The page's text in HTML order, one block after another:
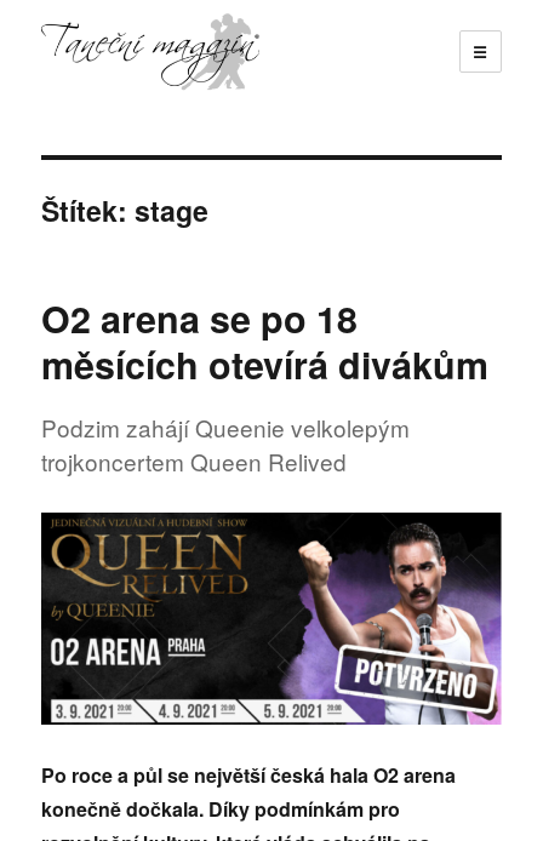
☰
Štítek:stage
O2 arena se po 18
měsících otevírá divákům
Podzim zahájí Queenie velkolepým
trojkoncertem Queen Relived
Po roce a půl se největší česká hala O2 arena
konečně dočkala. Díky podmínkám pro